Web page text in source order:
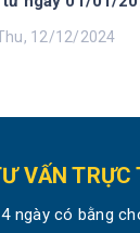
12/12/2024
VẤN TRỰC
ngày có bằng